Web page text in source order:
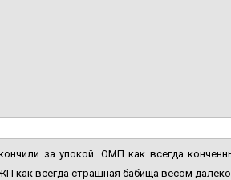
за упокой. ОМП как всегда
как всегда страшная бабища весом далеко